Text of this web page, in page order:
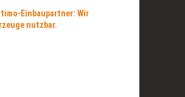
Einbaupartner: Wir
nutzbar.